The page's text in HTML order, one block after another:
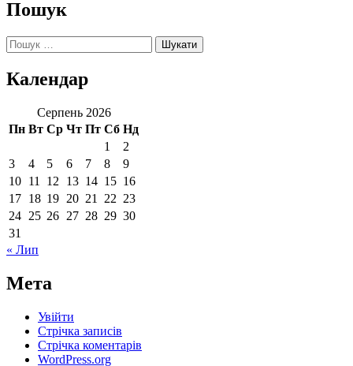
Пошук
Пошук:
Календар
Серпень 2026
Пн Вт Ср Чт Пт Сб Нд
1
2
3
4 5 6 7 8
9
10 11 12 13 14 15 16
17 18 19 20 21 22 23
24 25 26 27 28 29 30
31
« Лип
Мета
Увійти
Стрічка записів
Стрічка коментарів
WordPress.org